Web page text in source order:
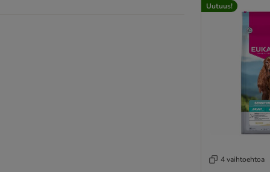
Uutuus!
4 vaihtoehtoa